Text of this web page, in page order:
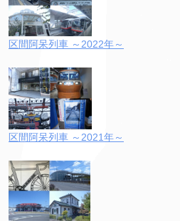
区間阿呆列車 ～2022年～
区間阿呆列車 ～2021年～